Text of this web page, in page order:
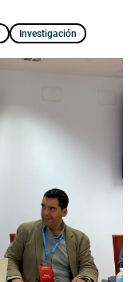
Investigación